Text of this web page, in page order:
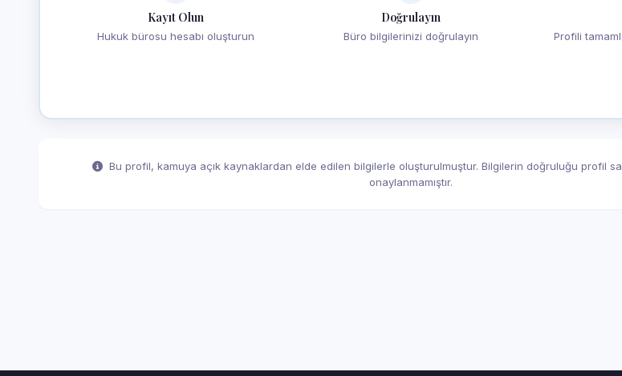
Kayıt Olun
Hukuk bürosu hesabı oluşturun
Doğrulayın
Büro bilgilerinizi doğrulayın
Profili
Bu profil, kamuya açık kaynaklardan elde edilen bilgilerle oluşturulmuştur. Bilgilerin doğruluğu profil
onaylanmamıştır.